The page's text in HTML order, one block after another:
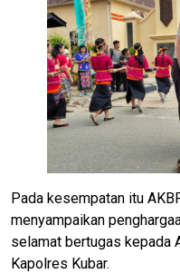
Pada kesempatan itu
menyampaikan
selamat bertugas kepada
Kapolres Kubar.